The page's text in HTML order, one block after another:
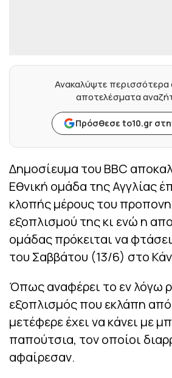
Ανακαλύψτε
αποτελέσματα
Πρόσθεσε to10.gr
Δημοσίευμα του BBC
Εθνική ομάδα της Αγγλίας
κλοπής μέρους του
εξοπλισμού της κι ενώ η
ομάδας πρόκειται να
του Σαββάτου (13/6) στο
Όπως αναφέρει το εν λόγω
εξοπλισμός που εκλάπη
μετέφερε έχει να κάνει με
παπούτσια, τον οποίοι
αφαίρεσαν.